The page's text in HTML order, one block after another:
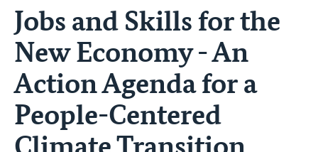
Jobs and Skills for the
New Economy - An
Action Agenda for a
People-Centered
Climate Transition